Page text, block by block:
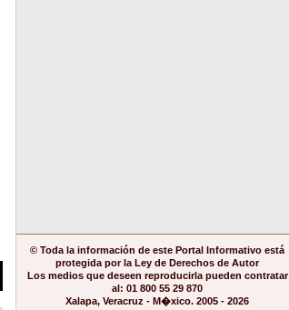
© Toda la información de este Portal Informativo está
protegida por la Ley de Derechos de Autor
Los medios que deseen reproducirla pueden contratar
al: 01 800 55 29 870
Xalapa, Veracruz - M�xico. 2005 - 2026